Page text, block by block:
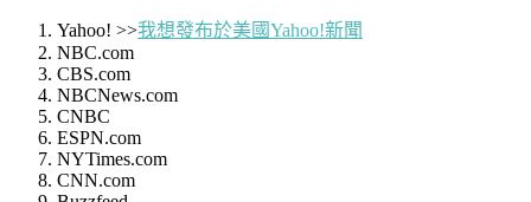
Yahoo! >>我想發布於美國Yahoo!新聞
NBC.com
CBS.com
NBCNews.com
CNBC
ESPN.com
NYTimes.com
CNN.com